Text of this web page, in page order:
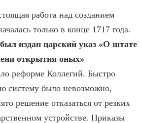
работа над созданием
только в конце 1717 года.
был издан царский указ «О штате
открытия оных»
реформе Коллегий. Быстро
систему было невозможно,
решение отказаться от резких
устройстве. Приказы